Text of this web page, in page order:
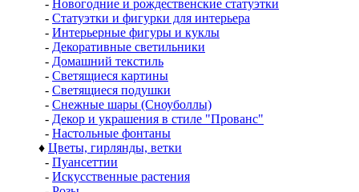
- Новогодние и рождественские статуэтки
- Статуэтки и фигурки для интерьера
- Интерьерные фигуры и куклы
- Декоративные светильники
- Домашний текстиль
- Светящиеся картины
- Светящиеся подушки
- Снежные шары (Сноуболлы)
- Декор и украшения в стиле "Прованс"
- Настольные фонтаны
♦ Цветы, гирлянды, ветки
- Пуансеттии
- Искусственные растения